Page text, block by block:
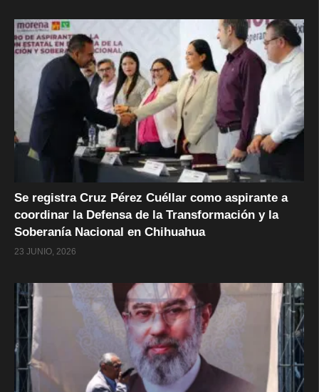
Se registra Cruz Pérez Cuéllar como aspirante a
coordinar la Defensa de la Transformación y la
Soberanía Nacional en Chihuahua
23 JUNIO, 2026